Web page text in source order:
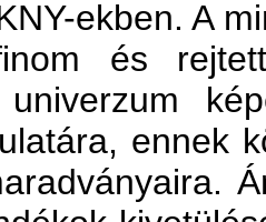
ekben. A
és
ennek